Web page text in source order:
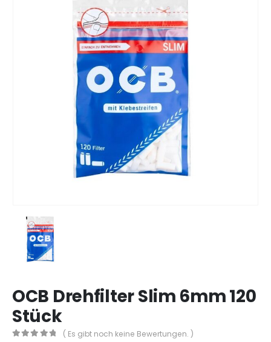
OCB Drehfilter Slim 6mm 120
Stück
( Es gibt noch keine Bewertungen. )